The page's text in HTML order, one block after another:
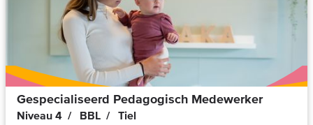
Gespecialiseerd Pedagogisch Medewerker
Niveau 4 BBL Tiel